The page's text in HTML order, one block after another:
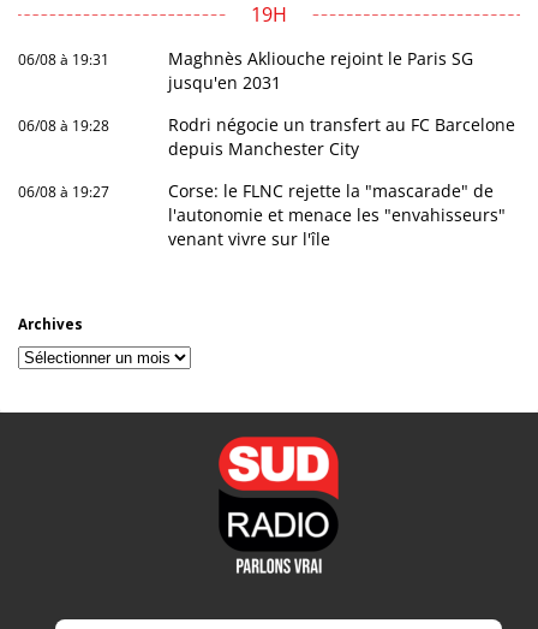
19H
06/08 à 19:31
Maghnès Akliouche rejoint le Paris SG
jusqu'en 2031
06/08 à 19:28
Rodri négocie un transfert au FC Barcelone
depuis Manchester City
06/08 à 19:27
Corse: le FLNC rejette la "mascarade" de
l'autonomie et menace les "envahisseurs"
venant vivre sur l'île
Archives
Archives